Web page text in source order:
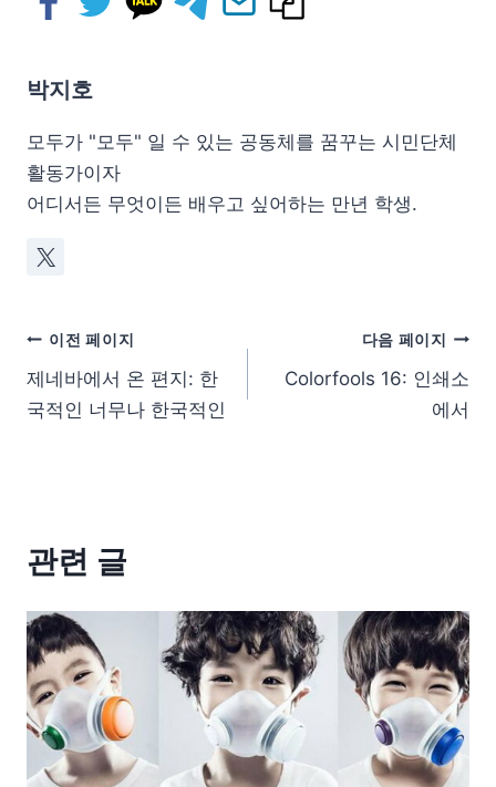
박지호
모두가 "모두" 일 수 있는 공동체를 꿈꾸는 시민단체
활동가이자
어디서든 무엇이든 배우고 싶어하는 만년 학생.
이전 페이지
제네바에서 온 편지: 한
국적인 너무나 한국적인
다음 페이지
Colorfools 16: 인쇄소
에서
관련 글